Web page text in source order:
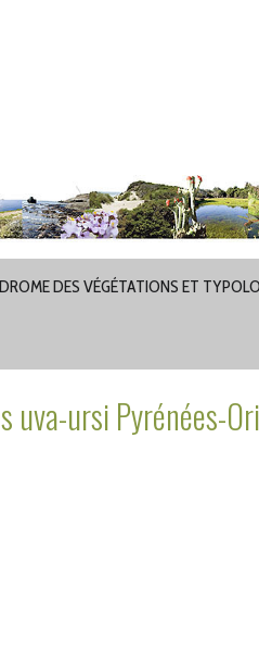
DES VÉGÉTATIONS ET
ursi Pyrénées-